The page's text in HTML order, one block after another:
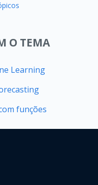
O TEMA
Learning
funções